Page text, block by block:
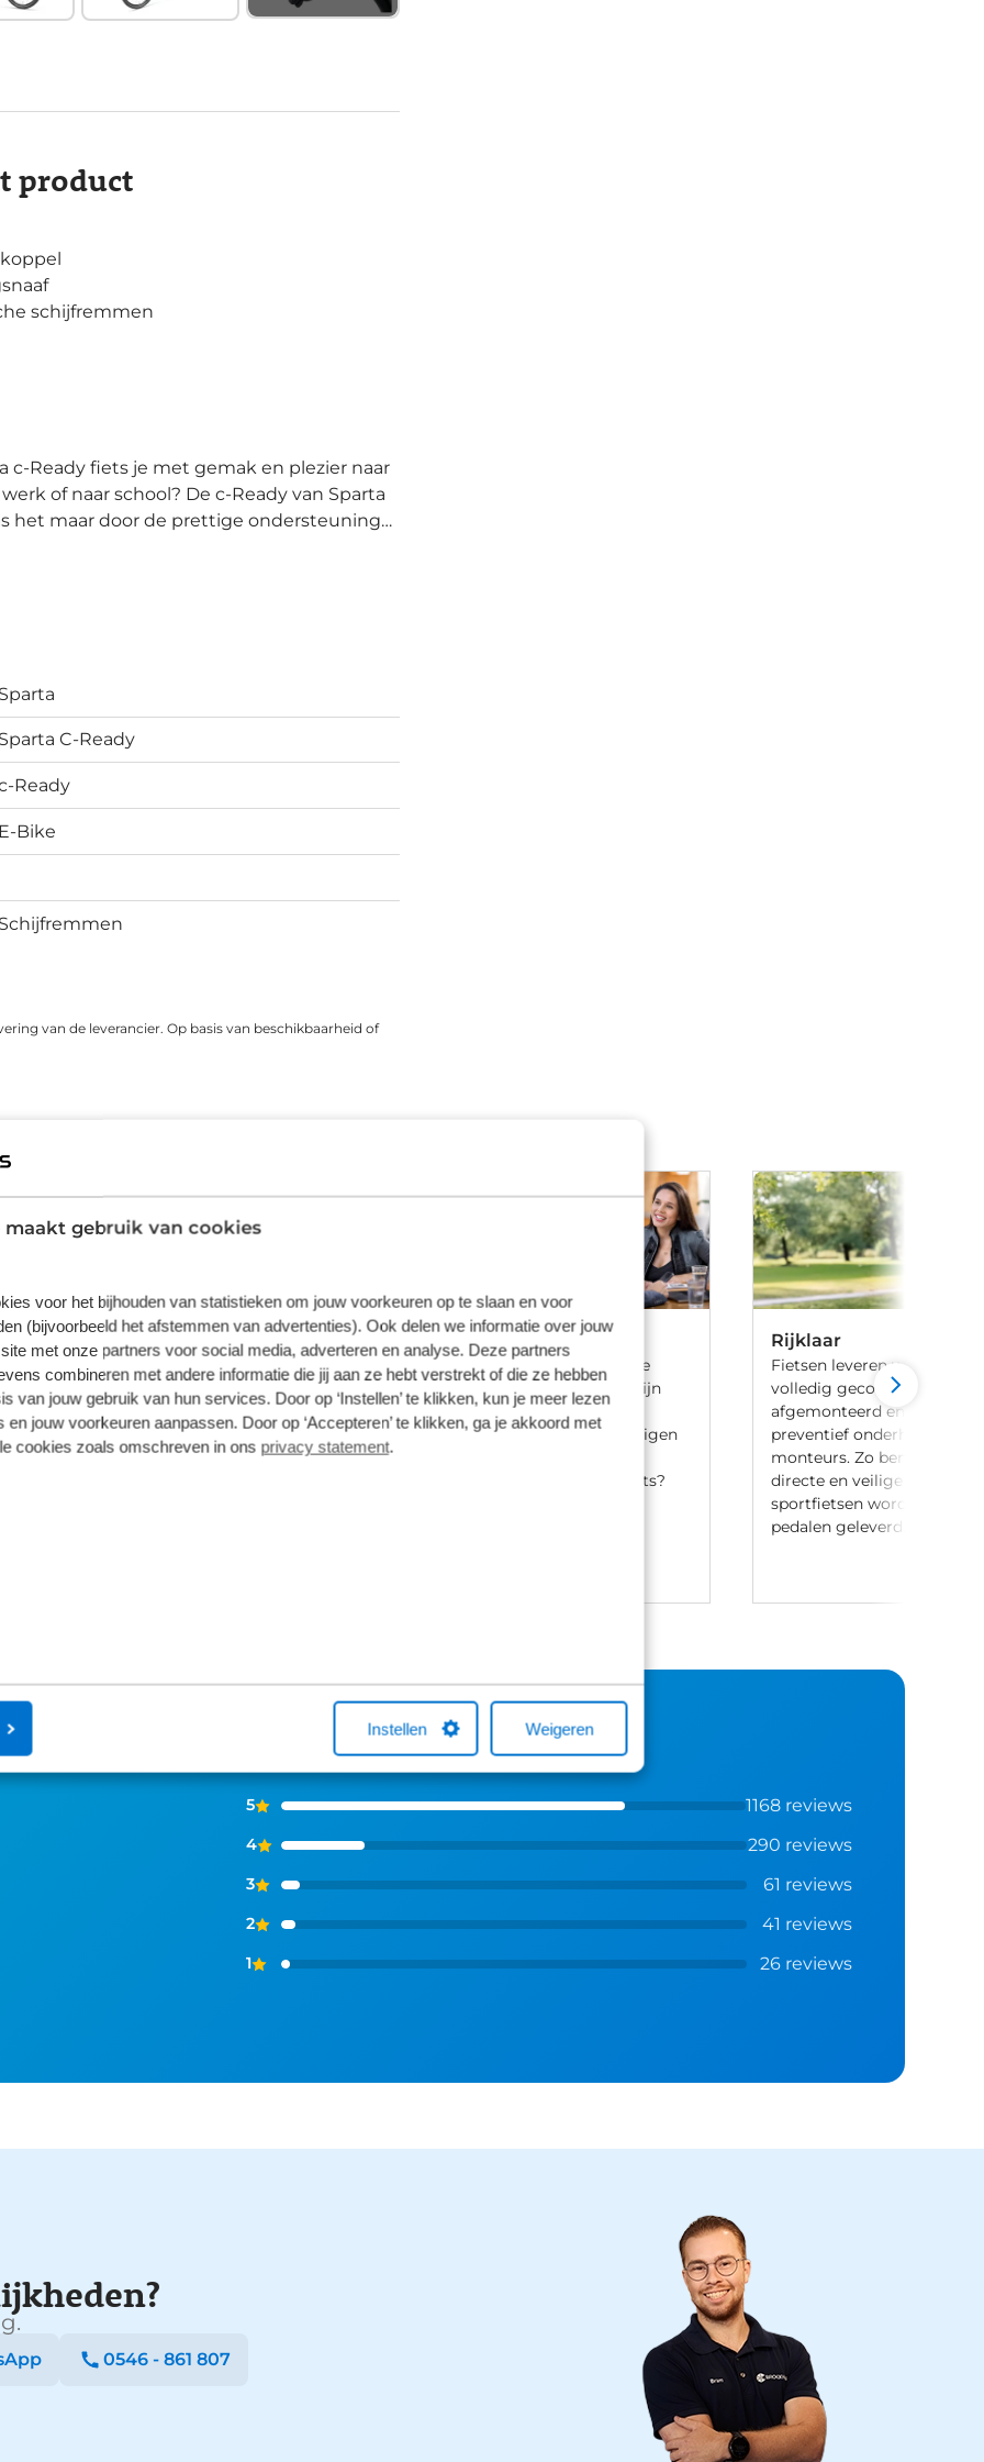
maakt gebruik van cookies
voor het bijhouden van statistieken om jouw voorkeuren op te slaan en voor
(bijvoorbeeld het afstemmen van advertenties). Ook delen we informatie over jouw
met onze partners voor social media, adverteren en analyse. Deze partners
combineren met andere informatie die jij aan ze hebt verstrekt of die ze hebben
van jouw gebruik van hun services. Door op ‘Instellen’ te klikken, kun je meer lezen
jouw voorkeuren aanpassen. Door op ‘Accepteren’ te klikken, ga je akkoord met
cookies zoals omschreven in ons privacy statement.
Instellen Weigeren
product
schijfremmen
of naar school? De c-Ready van Sparta
het maar door de prettige ondersteuning
over het fietspad te fietsen. De dichte
zorgen voor een onderhoudsarm pakket.
Sparta
Sparta C-Ready
Ready
E-Bike
Schijfremmen
van de leverancier. Op basis van beschikbaarheid of
Fietsverzekering
Een Kingpolis voor Broekhuis
sluit je af in één van de
fietsenwinkels of telefonisch
één van onze medewerkers. Kocht
online een fiets bij Broekhuis? Na je
Fietslease
Bij Broekhuis ben je aan het goede
adres om een fiets te leasen. Wij zijn
aangesloten bij meerdere lease
maatschappijen en hebben onze eigen
Fiets van de Zaak-regeling. Heb je
vragen over het leasen van een fiets?
Rijklaar
Fietsen leveren we 100%
volledig gecontroleerd,
afgemonteerd en voorzien
preventief onderhoud door
monteurs. Zo ben je
directe en veilige ritten. Let
sportfietsen worden
pedalen geleverd.
zeggen
5 1168 reviews
4 290 reviews
3 61 reviews
2 41 reviews
1 26 reviews
0546 - 861 807